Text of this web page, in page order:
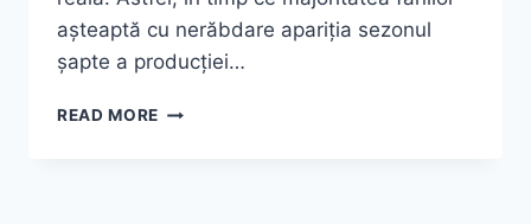
așteaptă cu nerăbdare apariția sezonul
șapte a producției…
READ MORE CUM